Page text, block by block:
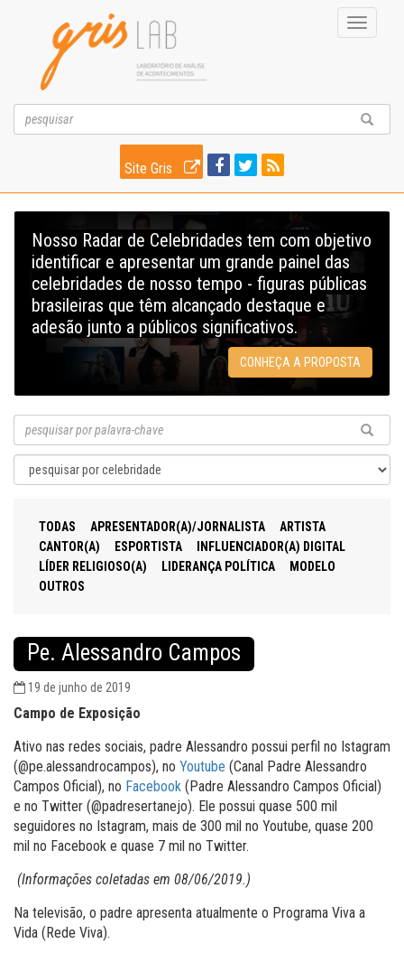
Toggle
Site Gris
Nosso Radar de Celebridades tem com objetivo
identificar e apresentar um grande painel das
celebridades de nosso tempo - figuras públicas
brasileiras que têm alcançado destaque e
adesão junto a públicos significativos.
CONHEÇA A PROPOSTA
TODAS APRESENTADOR(A)/JORNALISTA
ARTISTA
CANTOR(A)
ESPORTISTA
INFLUENCIADOR(A) DIGITAL
LÍDER RELIGIOSO(A)
LIDERANÇA POLÍTICA
MODELO
OUTROS
Pe. Alessandro Campos
19 de junho de 2019
Campo de Exposição
Ativo nas redes sociais, padre Alessandro possui perfil no Istagram
(@pe.alessandrocampos), no Youtube (Canal Padre Alessandro
Campos Oficial), no Facebook (Padre Alessandro Campos Oficial)
e no Twitter (@padresertanejo). Ele possui quase 500 mil
seguidores no Istagram, mais de 300 mil no Youtube, quase 200
mil no Facebook e quase 7 mil no Twitter.
(Informações coletadas em 08/06/2019.)
Na televisão, o padre apresenta atualmente o Programa Viva a
Vida (Rede Viva).